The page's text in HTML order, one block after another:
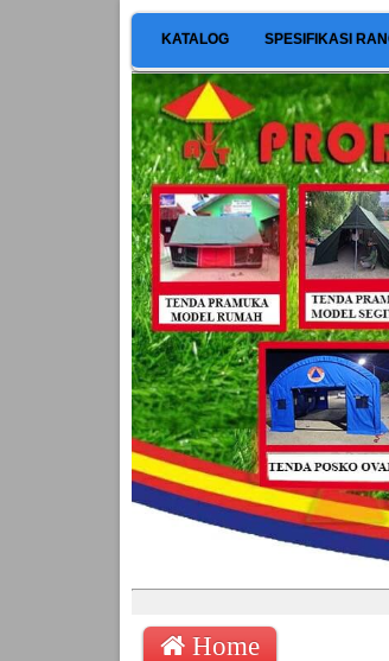
KATALOG SPESIFIKASI
Home